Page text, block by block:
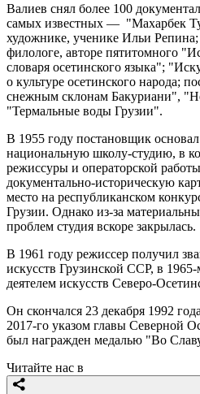
Валиев снял более 100
самых известных — "Махарбек
художнике, ученике Ильи
филологе, авторе пятитомного
словаря осетинского языка";
о культуре осетинского народа;
снежным склонам Бакуриани",
"Термальные воды Грузии".
В 1955 году постановщик
национальную школу-студию, в
режиссуры и операторской
документально-историческую
место на республиканском
Грузии. Однако из-за
проблем студия вскоре закрылась.
В 1961 году режиссер получил
искусств Грузинской ССР, в
деятелем искусств Северо-
Он скончался 23 декабря 1992
2017-го указом главы Северной
был награжден медалью "Во
Читайте нас в